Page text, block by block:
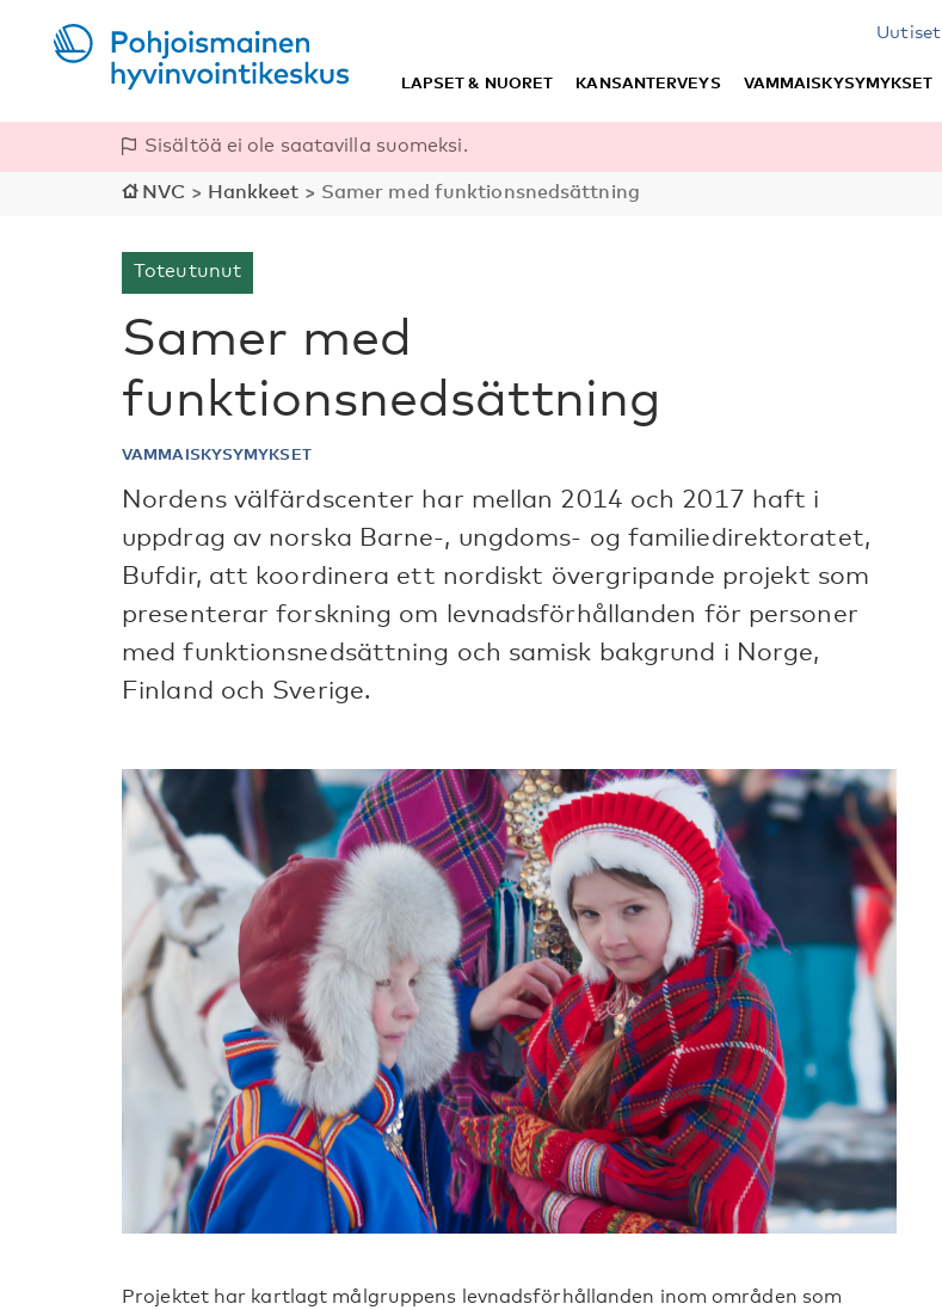
Uutiset
LAPSET & NUORET KANSANTERVEYS VAMMAISKYSYMYKSET
Sisältöä ei ole saatavilla suomeksi.
NVC > Hankkeet > Samer med funktionsnedsättning
Toteutunut
Samer med
funktionsnedsättning
VAMMAISKYSYMYKSET
Nordens välfärdscenter har mellan 2014 och 2017 haft i
uppdrag av norska Barne-, ungdoms- og familiedirektoratet,
Bufdir, att koordinera ett nordiskt övergripande projekt som
presenterar forskning om levnadsförhållanden för personer
med funktionsnedsättning och samisk bakgrund i Norge,
Finland och Sverige.
Projektet har kartlagt målgruppens levnadsförhållanden inom områden som